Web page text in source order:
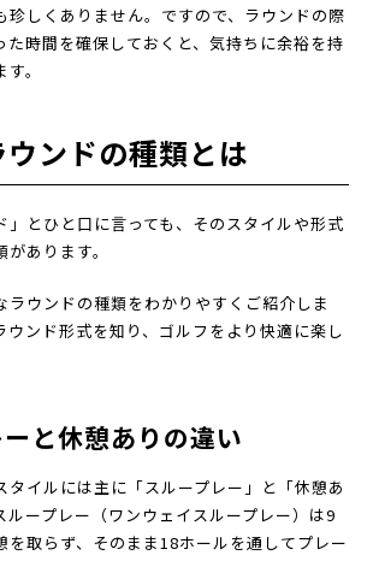
珍しくありません。ですので、ラウンドの際
た時間を確保しておくと、気持ちに余裕を持
。
ンドの種類とは
」とひと口に言っても、そのスタイルや形式
あります。
ラウンドの種類をわかりやすくご紹介しま
ウンド形式を知り、ゴルフをより快適に楽し
と休憩ありの違い
タイルには主に「スループレー」と「休憩あ
ループレー（ワンウェイスループレー）は9
を取らず、そのまま18ホールを通してプレー